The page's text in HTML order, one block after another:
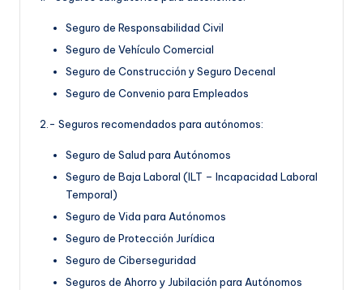
Seguro de Responsabilidad Civil
Seguro de Vehículo Comercial
Seguro de Construcción y Seguro Decenal
Seguro de Convenio para Empleados
2.- Seguros recomendados para autónomos:
Seguro de Salud para Autónomos
Seguro de Baja Laboral (ILT – Incapacidad Laboral
Temporal)
Seguro de Vida para Autónomos
Seguro de Protección Jurídica
Seguro de Ciberseguridad
Seguros de Ahorro y Jubilación para Autónomos